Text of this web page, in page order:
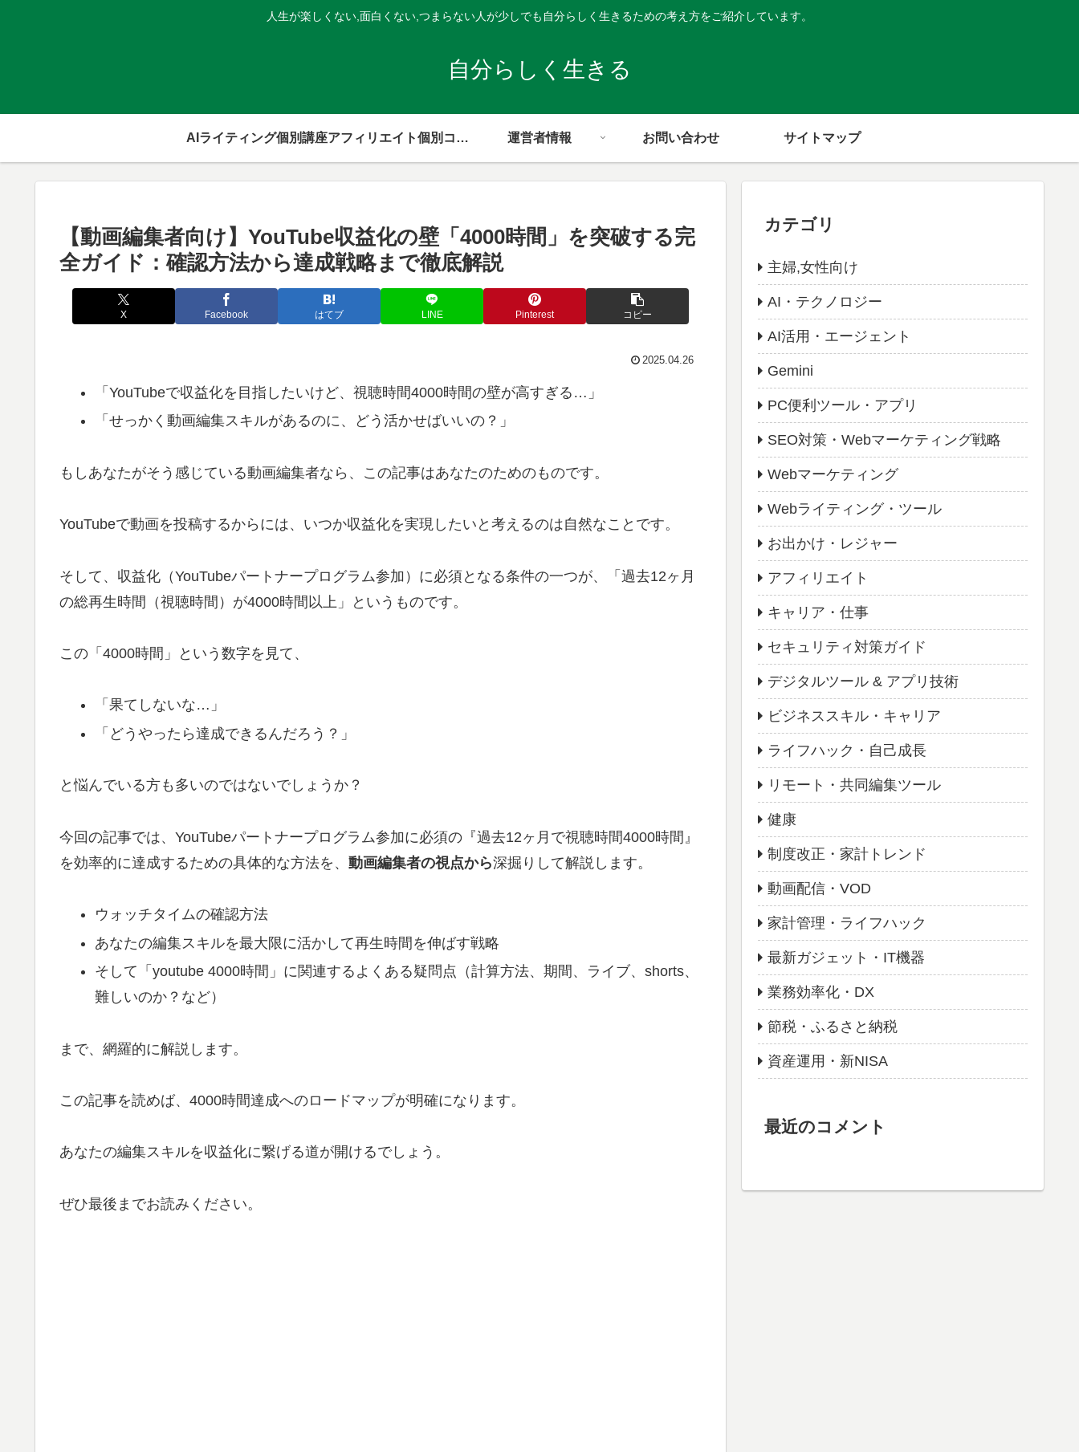
人生が楽しくない,面白くない,つまらない人が少しでも自分らしく生きるための考え方をご紹介しています。
自分らしく生きる
AIライティング個別講座 アフィリエイト個別コンサル 運営者情報 お問い合わせ サイトマップ
【動画編集者向け】YouTube収益化の壁「4000時間」を突破する完
全ガイド：確認方法から達成戦略まで徹底解説
X Facebook はてブ LINE Pinterest コピー
2025.04.26
「YouTubeで収益化を目指したいけど、視聴時間4000時間の壁が高すぎる…」
「せっかく動画編集スキルがあるのに、どう活かせばいいの？」
もしあなたがそう感じている動画編集者なら、この記事はあなたのためのものです。
YouTubeで動画を投稿するからには、いつか収益化を実現したいと考えるのは自然なことです。
そして、収益化（YouTubeパートナープログラム参加）に必須となる条件の一つが、「過去12ヶ月
の総再生時間（視聴時間）が4000時間以上」というものです。
この「4000時間」という数字を見て、
「果てしないな…」
「どうやったら達成できるんだろう？」
と悩んでいる方も多いのではないでしょうか？
今回の記事では、YouTubeパートナープログラム参加に必須の『過去12ヶ月で視聴時間4000時間』
を効率的に達成するための具体的な方法を、 動画編集者の視点から深掘りして解説します。
ウォッチタイムの確認方法
あなたの編集スキルを最大限に活かして再生時間を伸ばす戦略
そして「youtube 4000時間」に関連するよくある疑問点（計算方法、期間、ライブ、shorts、
難しいのか？など）
まで、網羅的に解説します。
この記事を読めば、4000時間達成へのロードマップが明確になります。
あなたの編集スキルを収益化に繋げる道が開けるでしょう。
ぜひ最後までお読みください。
カテゴリ
主婦,女性向け
AI・テクノロジー
AI活用・エージェント
Gemini
PC便利ツール・アプリ
SEO対策・Webマーケティング戦略
Webマーケティング
Webライティング・ツール
お出かけ・レジャー
アフィリエイト
キャリア・仕事
セキュリティ対策ガイド
デジタルツール & アプリ技術
ビジネススキル・キャリア
ライフハック・自己成長
リモート・共同編集ツール
健康
制度改正・家計トレンド
動画配信・VOD
家計管理・ライフハック
最新ガジェット・IT機器
業務効率化・DX
節税・ふるさと納税
資産運用・新NISA
最近のコメント